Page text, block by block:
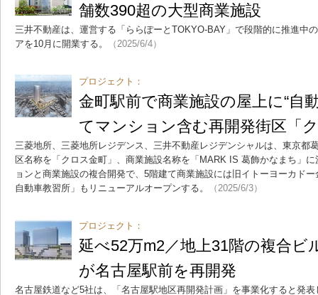
舗数390超の大型商業施設
三井不動産は、運営する「ららぽーとTOKYO-BAY」で段階的に推進中
アを10月に開業する。
（2025/6/4）
プロジェクト：
金町駅前で商業施設の屋上に“自
てマンション含む再開発街区「
三菱地所、三菱地所レジデンス、三井不動産レジデンシャルは、東京都
区名称を「クロス金町」、商業施設名称を「MARK IS 葛飾かなまち」
ョンと商業施設の複合開発で、5階建て商業施設には旧イトーヨーカド
自動車教習所」もリニューアルオープンする。
（2025/6/3）
プロジェクト：
延べ52万m2／地上31階の複合
が名古屋駅前を再開発
名古屋鉄道など5社は、「名古屋駅地区再開発計画」を事業化すると発